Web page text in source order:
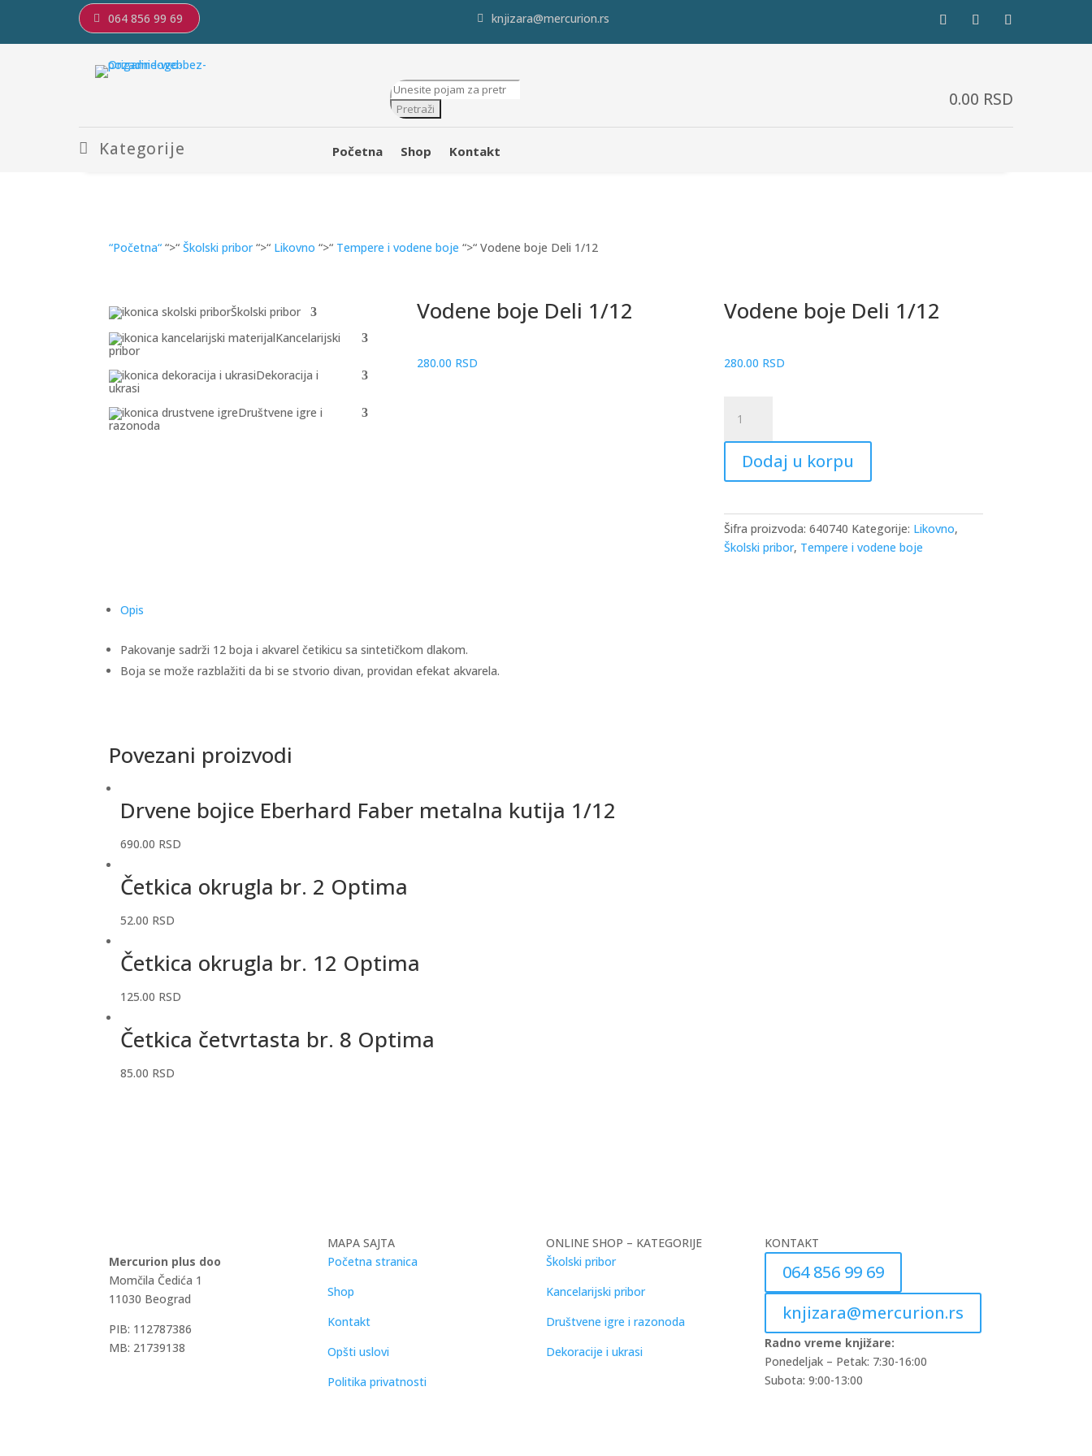
064 856 99 69 knjizara@mercurion.rs
Products
search
Pretraži 0.00 RSD
Kategorije Početna Shop Kontakt
“Početna“ “>“Školski pribor“>“ Likovno “>“ Tempere i vodene boje “>“ Vodene boje Deli 1/12
Školski pribor
Kancelarijski
pribor
Dekoracija i
ukrasi
Društvene igre i
razonoda
Vodene boje Deli 1/12
280.00 RSD
Vodene boje Deli 1/12
280.00 RSD
boje
Deli
1/12
količina
Dodaj u korpu
Šifra proizvoda: 640740 Kategorije: Likovno,
Školski pribor, Tempere i vodene boje
Opis
Pakovanje sadrži 12 boja i akvarel četikicu sa sintetičkom dlakom.
Boja se može razblažiti da bi se stvorio divan, providan efekat akvarela.
Povezani proizvodi
Drvene bojice Eberhard Faber metalna kutija 1/12
690.00 RSD
Četkica okrugla br. 2 Optima
52.00 RSD
Četkica okrugla br. 12 Optima
125.00 RSD
Četkica četvrtasta br. 8 Optima
85.00 RSD
Mercurion plus doo
Momčila Čedića 1
11030 Beograd
PIB: 112787386
MB: 21739138
MAPA SAJTA
Početna stranica
Shop
Kontakt
Opšti uslovi
Politika privatnosti
ONLINE SHOP – KATEGORIJE
Školski pribor
Kancelarijski pribor
Društvene igre i razonoda
Dekoracije i ukrasi
KONTAKT
064 856 99 69
knjizara@mercurion.rs
Radno vreme knjižare:
Ponedeljak – Petak: 7:30-16:00
Subota: 9:00-13:00